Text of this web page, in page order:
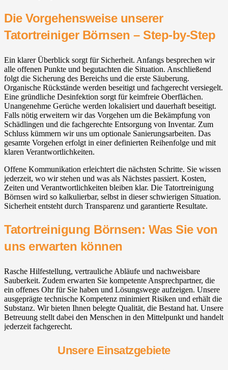
Die Vorgehensweise unserer
Tatortreiniger Börnsen – Step-by-Step
Ein klarer Überblick sorgt für Sicherheit. Anfangs besprechen wir
alle offenen Punkte und begutachten die Situation. Anschließend
folgt die Sicherung des Bereichs und die erste Säuberung.
Organische Rückstände werden beseitigt und fachgerecht versiegelt.
Eine gründliche Desinfektion sorgt für keimfreie Oberflächen.
Unangenehme Gerüche werden lokalisiert und dauerhaft beseitigt.
Falls nötig erweitern wir das Vorgehen um die Bekämpfung von
Schädlingen und die fachgerechte Entsorgung von Inventar. Zum
Schluss kümmern wir uns um optionale Sanierungsarbeiten. Das
gesamte Vorgehen erfolgt in einer definierten Reihenfolge und mit
klaren Verantwortlichkeiten.
Offene Kommunikation erleichtert die nächsten Schritte. Sie wissen
jederzeit, wo wir stehen und was als Nächstes passiert. Kosten,
Zeiten und Verantwortlichkeiten bleiben klar. Die Tatortreinigung
Börnsen wird so kalkulierbar, selbst in dieser schwierigen Situation.
Sicherheit entsteht durch Transparenz und garantierte Resultate.
Tatortreinigung Börnsen: Was Sie von
uns erwarten können
Rasche Hilfestellung, vertrauliche Abläufe und nachweisbare
Sauberkeit. Zudem erwarten Sie kompetente Ansprechpartner, die
ein offenes Ohr für Sie haben und Lösungswege aufzeigen. Unsere
ausgeprägte technische Kompetenz minimiert Risiken und erhält die
Substanz. Wir bieten Ihnen belegte Qualität, die Bestand hat. Unsere
Betreuung stellt dabei den Menschen in den Mittelpunkt und handelt
jederzeit fachgerecht.
Unsere Einsatzgebiete